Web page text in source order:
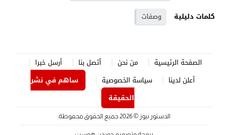
كلمات دليلية
وصفات
الصفحة الرئيسية من نحن أتصل بنا
أرسل خبرا
أعلن لدينا
سياسة الخصوصية
ساهم في نشر
الحقيقة
الدستور نيوز © 2026 جميع الحقوق محفوظة.